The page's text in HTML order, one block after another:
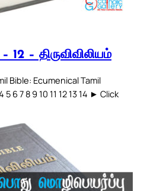
12 – திருவிவிலியம்
Bible: Ecumenical Tamil
6 7 8 9 10 11 12 13 14 ► Click